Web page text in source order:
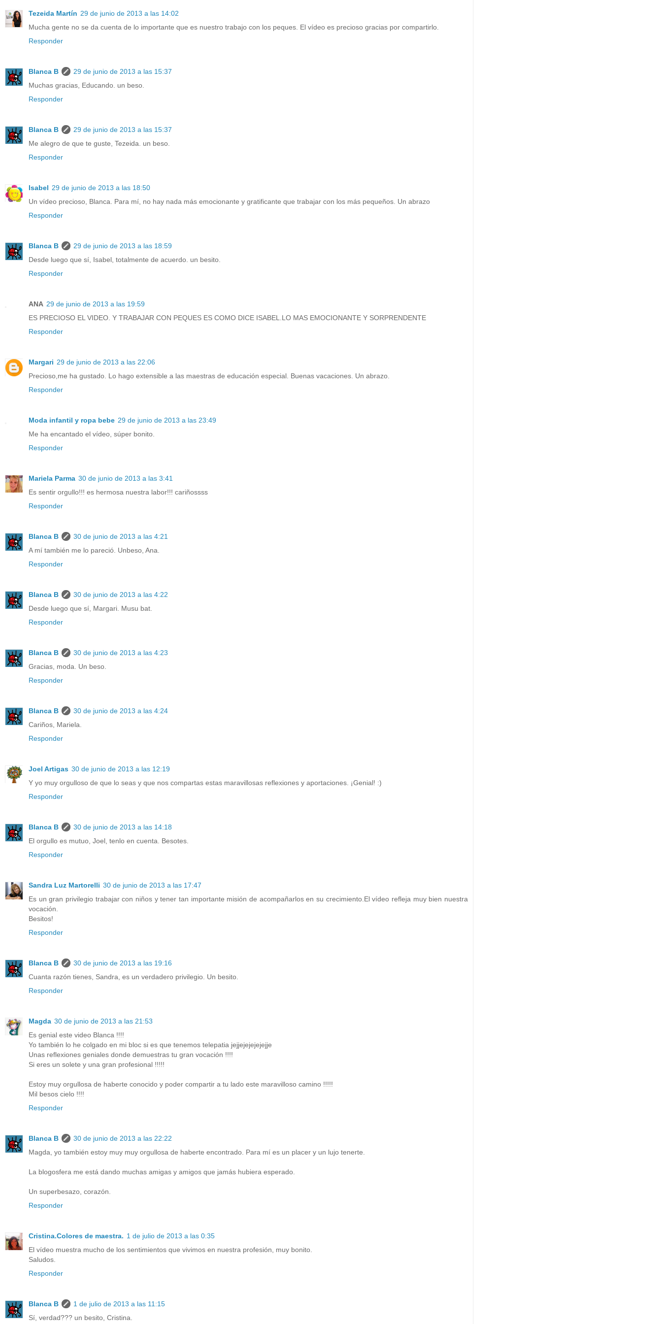
Tezeida Martín 29 de junio de 2013 a las 14:02
Mucha gente no se da cuenta de lo importante que es nuestro trabajo con los peques. El vídeo es precioso gracias por compartirlo.
Responder
Blanca B
29 de junio de 2013 a las 15:37
Muchas gracias, Educando. un beso.
Responder
Blanca B
29 de junio de 2013 a las 15:37
Me alegro de que te guste, Tezeida. un beso.
Responder
Isabel 29 de junio de 2013 a las 18:50
Un vídeo precioso, Blanca. Para mí, no hay nada más emocionante y gratificante que trabajar con los más pequeños. Un abrazo
Responder
Blanca B
29 de junio de 2013 a las 18:59
Desde luego que sí, Isabel, totalmente de acuerdo. un besito.
Responder
ANA 29 de junio de 2013 a las 19:59
ES PRECIOSO EL VIDEO. Y TRABAJAR CON PEQUES ES COMO DICE ISABEL.LO MAS EMOCIONANTE Y SORPRENDENTE
Responder
Margari 29 de junio de 2013 a las 22:06
Precioso,me ha gustado. Lo hago extensible a las maestras de educación especial. Buenas vacaciones. Un abrazo.
Responder
Moda infantil y ropa bebe 29 de junio de 2013 a las 23:49
Me ha encantado el vídeo, súper bonito.
Responder
Mariela Parma 30 de junio de 2013 a las 3:41
Es sentir orgullo!!! es hermosa nuestra labor!!! cariñossss
Responder
Blanca B
30 de junio de 2013 a las 4:21
A mí también me lo pareció. Unbeso, Ana.
Responder
Blanca B
30 de junio de 2013 a las 4:22
Desde luego que sí, Margari. Musu bat.
Responder
Blanca B
30 de junio de 2013 a las 4:23
Gracias, moda. Un beso.
Responder
Blanca B
30 de junio de 2013 a las 4:24
Cariños, Mariela.
Responder
Joel Artigas 30 de junio de 2013 a las 12:19
Y yo muy orgulloso de que lo seas y que nos compartas estas maravillosas reflexiones y aportaciones. ¡Genial! :)
Responder
Blanca B
30 de junio de 2013 a las 14:18
El orgullo es mutuo, Joel, tenlo en cuenta. Besotes.
Responder
Sandra Luz Martorelli 30 de junio de 2013 a las 17:47
Es un gran privilegio trabajar con niños y tener tan importante misión de acompañarlos en su crecimiento.El vídeo refleja muy bien nuestra
vocación.
Besitos!
Responder
Blanca B
30 de junio de 2013 a las 19:16
Cuanta razón tienes, Sandra, es un verdadero privilegio. Un besito.
Responder
Magda 30 de junio de 2013 a las 21:53
Es genial este video Blanca !!!!
Yo también lo he colgado en mi bloc si es que tenemos telepatia jejjejejejejejje
Unas reflexiones geniales donde demuestras tu gran vocación !!!!
Si eres un solete y una gran profesional !!!!!
Estoy muy orgullosa de haberte conocido y poder compartir a tu lado este maravilloso camino !!!!!
Mil besos cielo !!!!
Responder
Blanca B
30 de junio de 2013 a las 22:22
Magda, yo también estoy muy muy orgullosa de haberte encontrado. Para mí es un placer y un lujo tenerte.
La blogosfera me está dando muchas amigas y amigos que jamás hubiera esperado.
Un superbesazo, corazón.
Responder
Cristina.Colores de maestra. 1 de julio de 2013 a las 0:35
El vídeo muestra mucho de los sentimientos que vivimos en nuestra profesión, muy bonito.
Saludos.
Responder
Blanca B
1 de julio de 2013 a las 11:15
Sí, verdad??? un besito, Cristina.